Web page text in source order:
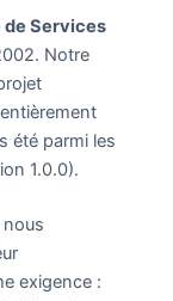
de Services
Notre
été parmi les
1.0.0).
nous
exigence :